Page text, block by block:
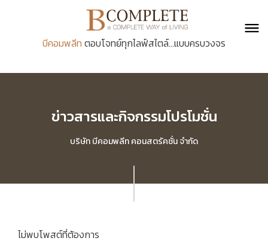
บีคอมพลีท ตอบโจทย์ทุกไลฟ์สไตล์...แบบครบวงจร
ข่าวสารและกิจกรรมโปรโมชั่น
บริษัท บีคอมพลีท คอนสตรัคชั่น จำกัด
ไม่พบโพสต์ที่ต้องการ